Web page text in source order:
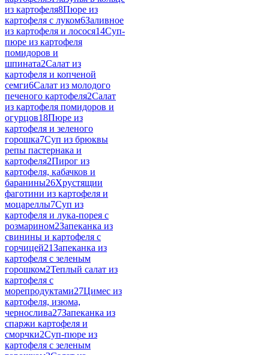
из картофеля8Пюре из
картофеля с луком6Заливное
из картофеля и лосося14Суп-
пюре из картофеля
помидоров и
шпината2Салат из
картофеля и копченой
семги6Салат из молодого
печеного картофеля2Салат
из картофеля помидоров и
огурцов18Пюре из
картофеля и зеленого
горошка7Суп из брюквы
репы пастернака и
картофеля2Пирог из
картофеля, кабачков и
баранины26Хрустящии
фаготини из картофеля и
моцареллы7Суп из
картофеля и лука-порея с
розмарином2Запеканка из
свинины и картофеля с
горчицей21Запеканка из
картофеля с зеленым
горошком2Теплый салат из
картофеля с
морепродуктами27Цимес из
картофеля, изюма,
чернослива27Запеканка из
спаржи картофеля и
сморчки2Суп-пюре из
картофеля с зеленым